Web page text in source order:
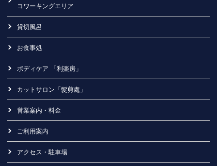
コワーキングエリア
貸切風呂
お食事処
ボディケア 「利楽房」
カットサロン「髮剪處」
営業案内・料金
ご利用案内
アクセス・駐車場